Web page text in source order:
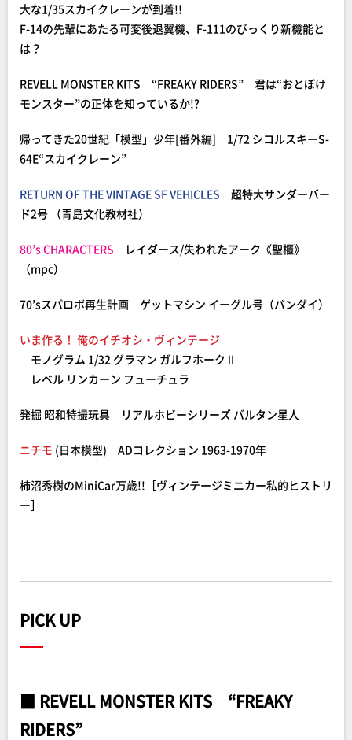
大な1/35スカイクレーンが到着!!
F-14の先輩にあたる可変後退翼機、F-111のびっくり新機能と
は？
REVELL MONSTER KITS “FREAKY RIDERS” 君は“おとぼけ
モンスター”の正体を知っているか!?
帰ってきた20世紀「模型」少年[番外編] 1/72 シコルスキーS-
64E“スカイクレーン”
RETURN OF THE VINTAGE SF VEHICLES 超特大サンダーバー
ド2号 （青島文化教材社）
80’s CHARACTERS レイダース/失われたアーク《聖櫃》
（mpc）
70’sスパロボ再生計画 ゲットマシン イーグル号（バンダイ）
いま作る！ 俺のイチオシ・ヴィンテージ
モノグラム 1/32 グラマン ガルフホークⅡ
レベル リンカーン フューチュラ
発掘 昭和特撮玩具 リアルホビーシリーズ バルタン星人
ニチモ (日本模型) ADコレクション 1963-1970年
柿沼秀樹のMiniCar万歳!!［ヴィンテージミニカー私的ヒストリ
ー］
PICK UP
■ REVELL MONSTER KITS “FREAKY
RIDERS”